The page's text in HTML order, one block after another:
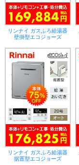
リンナイ ガスふろ給湯器
壁掛型エコジョーズ
リンナイ ガスふろ給湯器
据置型エコジョーズ